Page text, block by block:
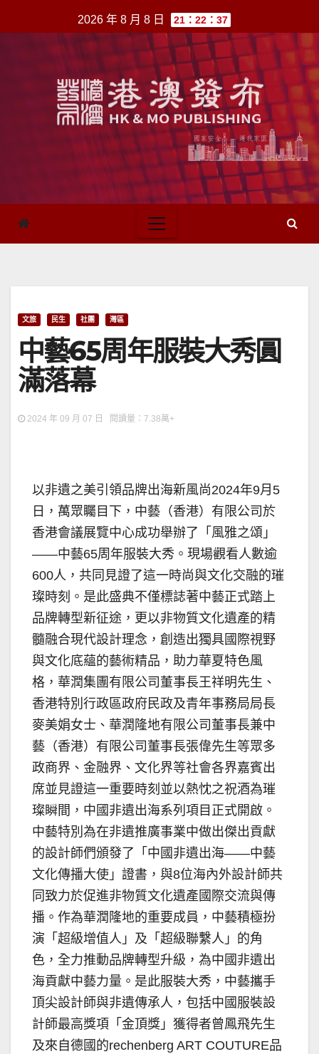
至
2026 年 8 月 8 日 21：22：37
文旅 民生 社團 灣區
中藝65周年服裝大秀圓
滿落幕
2024 年 09 月 07 日 閱讀量：7.38萬+
以非遺之美引領品牌出海新風尚2024年9月5
日，萬眾矚目下，中藝（香港）有限公司於
香港會議展覽中心成功舉辦了「風雅之頌」
——中藝65周年服裝大秀。現場觀看人數逾
600人，共同見證了這一時尚與文化交融的璀
璨時刻。是此盛典不僅標誌著中藝正式踏上
品牌轉型新征途，更以非物質文化遺產的精
髓融合現代設計理念，創造出獨具國際視野
與文化底蘊的藝術精品，助力華夏特色風
格，華潤集團有限公司董事長王祥明先生、
香港特別行政區政府民政及青年事務局局長
麥美娟女士、華潤隆地有限公司董事長兼中
藝（香港）有限公司董事長張偉先生等眾多
政商界、金融界、文化界等社會各界嘉賓出
席並見證這一重要時刻並以熱忱之祝酒為璀
璨瞬間，中國非遺出海系列項目正式開啟。
中藝特別為在非遺推廣事業中做出傑出貢獻
的設計師們頒發了「中國非遺出海——中藝
文化傳播大使」證書，與8位海內外設計師共
同致力於促進非物質文化遺產國際交流與傳
播。作為華潤隆地的重要成員，中藝積極扮
演「超級增值人」及「超級聯繫人」的角
色，全力推動品牌轉型升級，為中國非遺出
海貢獻中藝力量。是此服裝大秀，中藝攜手
頂尖設計師與非遺傳承人，包括中國服裝設
計師最高獎項「金頂獎」獲得者曾鳳飛先生
及來自德國的rechenberg ART COUTURE品